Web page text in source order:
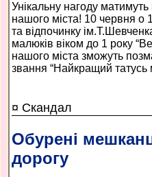
Унікальну нагоду
нашого міста! 10 червня о
та відпочинку
малюків віком до 1 року
нашого міста зможуть
звання “Найкращий татусь
¤ Скандал
Обурені
дорогу